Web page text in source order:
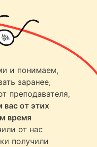
и понимаем,
заранее,
преподавателя,
от этих
время
от нас
получили